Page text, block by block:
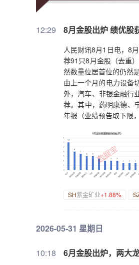
12:29 8月金股出炉 绩优股
人民财讯8月1日电，8
荐91只8月金股（去重
然数量位居首位的仍然
由上一个月的电力设备
外，汽车、非银金融行
荐。其中，药明康德、
年报（业绩预告取下限
年净利润增幅不低于
视、华锐精密、天山铝
SH紫金矿业+1.88%
2026-05-31 星期日
10:18 6月金股出炉，两大